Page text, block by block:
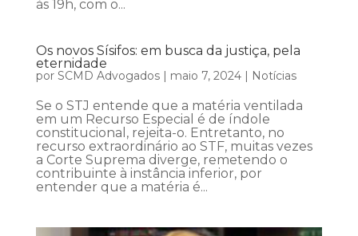
às 19h, com o...
Os novos Sísifos: em busca da justiça, pela
eternidade
por SCMD Advogados| maio 7, 2024| Notícias
Se o STJ entende que a matéria ventilada
em um Recurso Especial é de índole
constitucional, rejeita-o. Entretanto, no
recurso extraordinário ao STF, muitas vezes
a Corte Suprema diverge, remetendo o
contribuinte à instância inferior, por
entender que a matéria é...